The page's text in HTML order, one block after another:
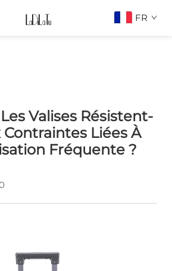
FR
Valises Résistent-
Contraintes Liées À
Fréquente ?